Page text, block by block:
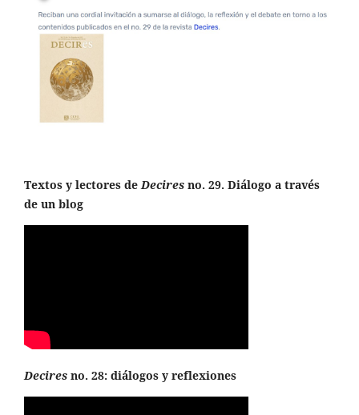
Textos y lectores deDecires no. 29. Diálogo a través
de un blog
Decires no. 28: diálogos y reflexiones